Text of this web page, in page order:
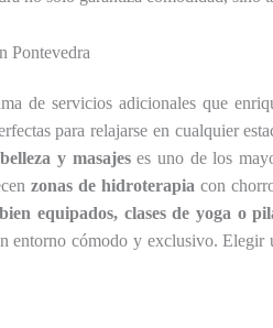
Pontevedra
de servicios adicionales que
para relajarse en cualquier
y masajeses uno de los
zonas de hidroterapia con
equipados, clases de yoga o
entorno cómodo y exclusivo.